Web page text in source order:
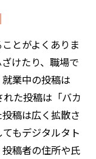
とがよくありま
けたり、職場で
業中の投稿は
れた投稿は「バカ
稿は広く拡散さ
もデジタルタト
稿者の住所や氏